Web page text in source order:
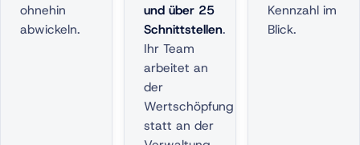
ohnehin
abwickeln.
und über 25
Schnittstellen.
Ihr Team
arbeitet an
der
Wertschöpfung
statt an der
Kennzahl im
Blick.